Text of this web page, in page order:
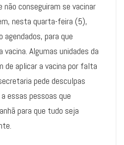
não conseguiram se vacinar
nesta quarta-feira (5),
agendados, para que
vacina. Algumas unidades da
de aplicar a vacina por falta
pede desculpas
essas pessoas que
para que tudo seja